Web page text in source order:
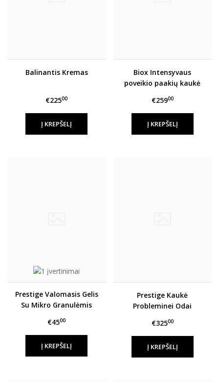
Balinantis Kremas
€22500
Į KREPŠELĮ
Biox Intensyvaus
poveikio paakių kaukė
€25900
Į KREPŠELĮ
Prestige Valomasis Gelis
Su Mikro Granulėmis
€4500
Į KREPŠELĮ
Prestige Kaukė
Probleminei Odai
Acne Odai)
€32500
Į KREPŠELĮ